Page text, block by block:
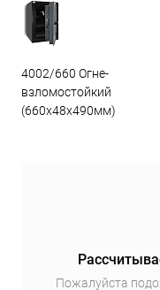
4002/660 Огне-
взломостойкий
(660х48х490мм)
Пожалуйста